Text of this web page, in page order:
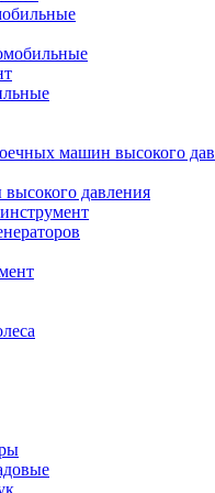
машин высокого
давления